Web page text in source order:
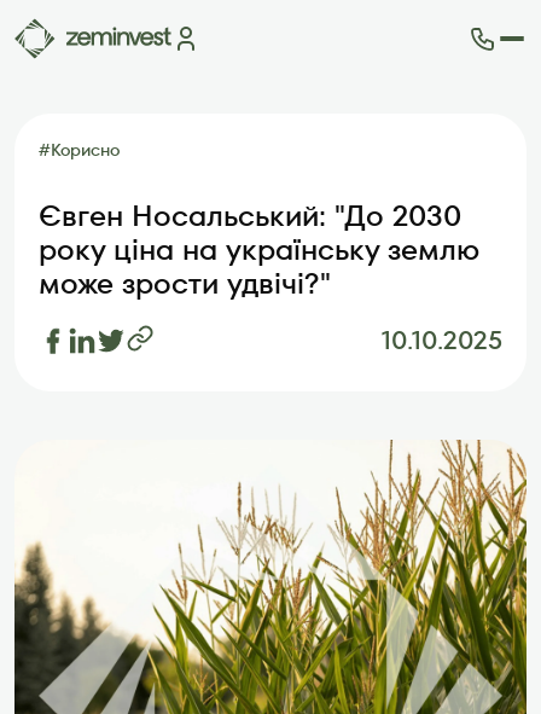
Карта ділянок
Як це працює
Блог
FAQ
Партнери
Контакти
#Корисно
Євген Носальський: "До 2030
року ціна на українську землю
може зрости удвічі?"
10.10.2025